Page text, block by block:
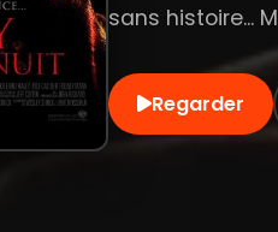
sans histoire...
Regarder